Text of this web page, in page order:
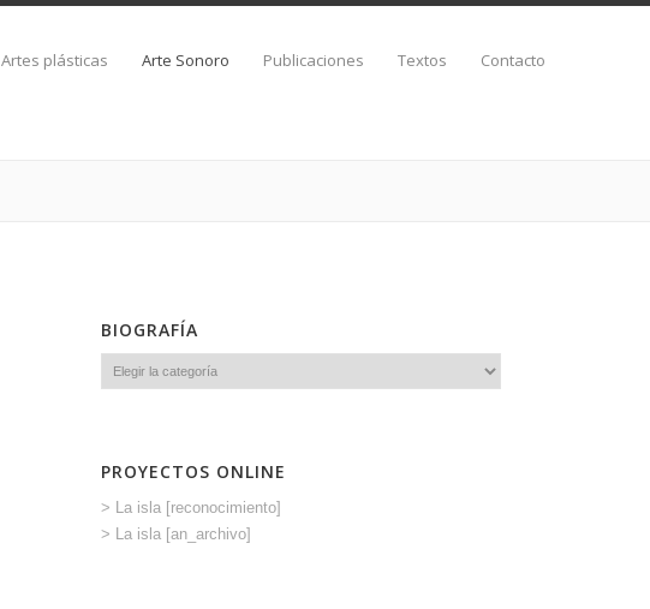
Artes plásticas Arte Sonoro Publicaciones Textos Contacto
BIOGRAFÍA
PROYECTOS ONLINE
> La isla [reconocimiento]
> La isla [an_archivo]